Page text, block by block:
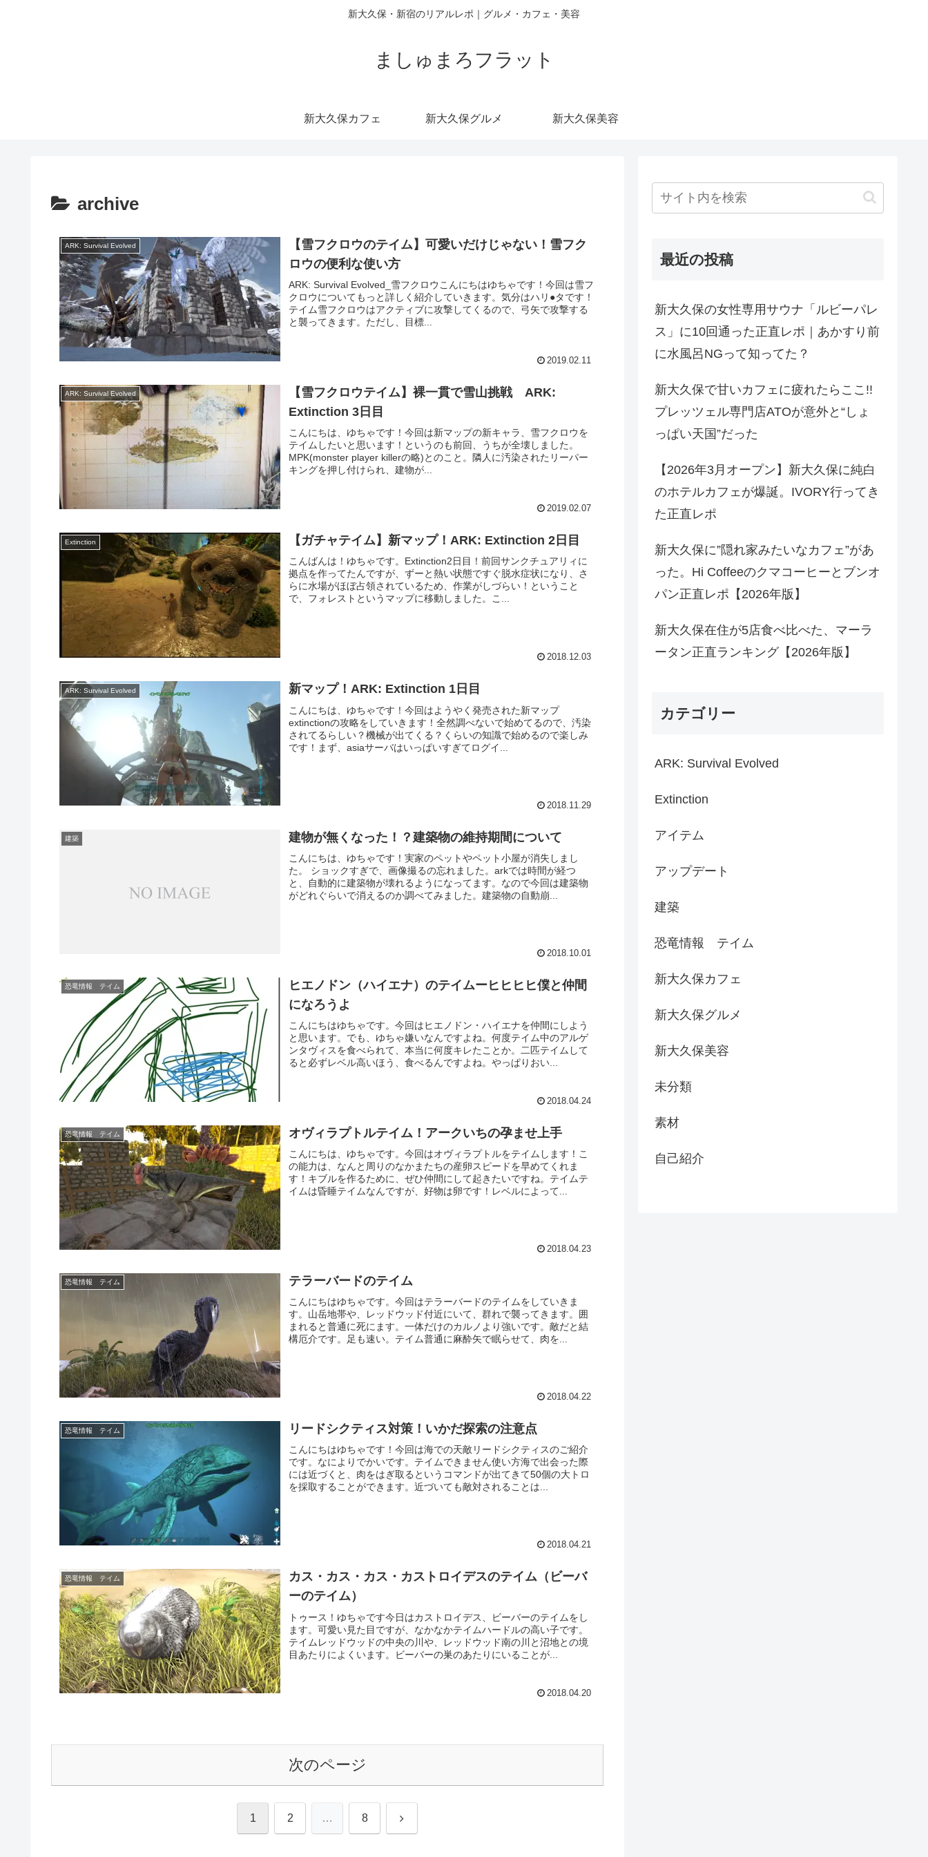
新大久保・新宿のリアルレポ｜グルメ・カフェ・美容
ましゅまろフラット
新大久保カフェ 新大久保グルメ 新大久保美容
archive
ARK: Survival Evolved
【雪フクロウのテイム】可愛いだけじゃない！雪フク
ロウの便利な使い方
ARK: Survival Evolved_雪フクロウこんにちはゆちゃです！今回は雪フ
クロウについてもっと詳しく紹介していきます。気分はハリ●タです！
テイム雪フクロウはアクティブに攻撃してくるので、弓矢で攻撃する
と襲ってきます。ただし、目標...
2019.02.11
ARK: Survival Evolved
【雪フクロウテイム】裸一貫で雪山挑戦 ARK:
Extinction 3日目
こんにちは、ゆちゃです！今回は新マップの新キャラ、雪フクロウを
テイムしたいと思います！というのも前回、うちが全壊しました。
MPK(monster player killerの略)とのこと。隣人に汚染されたリーパー
キングを押し付けられ、建物が...
2019.02.07
Extinction 【ガチャテイム】新マップ！ARK: Extinction 2日目
こんばんは！ゆちゃです。Extinction2日目！前回サンクチュアリィに
拠点を作ってたんですが、ずーと熱い状態ですぐ脱水症状になり、さ
らに水場がほぼ占領されているため、作業がしづらい！ということ
で、フォレストというマップに移動しました。こ...
2018.12.03
ARK: Survival Evolved 新マップ！ARK: Extinction 1日目
こんにちは、ゆちゃです！今回はようやく発売された新マップ
extinctionの攻略をしていきます！全然調べないで始めてるので、汚染
されてるらしい？機械が出てくる？くらいの知識で始めるので楽しみ
です！まず、asiaサーバはいっぱいすぎてログイ...
2018.11.29
建築 建物が無くなった！？建築物の維持期間について
こんにちは、ゆちゃです！実家のペットやペット小屋が消失しまし
た。 ショックすぎで、画像撮るの忘れました。arkでは時間が経つ
と、自動的に建築物が壊れるようになってます。なので今回は建築物
がどれぐらいで消えるのか調べてみました。建築物の自動崩...
2018.10.01
恐竜情報 テイム
ヒエノドン（ハイエナ）のテイムーヒヒヒヒ僕と仲間
になろうよ
こんにちはゆちゃです。今回はヒエノドン・ハイエナを仲間にしよう
と思います。でも、ゆちゃ嫌いなんですよね。何度テイム中のアルゲ
ンタヴィスを食べられて、本当に何度キレたことか。二匹テイムして
ると必ずレベル高いほう、食べるんですよね。やっぱりおい...
2018.04.24
恐竜情報 テイム オヴィラプトルテイム！アークいちの孕ませ上手
こんにちは、ゆちゃです。今回はオヴィラプトルをテイムします！こ
の能力は、なんと周りのなかまたちの産卵スピードを早めてくれま
す！キブルを作るために、ぜひ仲間にして起きたいですね。テイムテ
イムは昏睡テイムなんですが、好物は卵です！レベルによって...
2018.04.23
恐竜情報 テイム テラーバードのテイム
こんにちはゆちゃです。今回はテラーバードのテイムをしていきま
す。山岳地帯や、レッドウッド付近にいて、群れで襲ってきます。囲
まれると普通に死にます。一体だけのカルノより強いです。敵だと結
構厄介です。足も速い。テイム普通に麻酔矢で眠らせて、肉を...
2018.04.22
恐竜情報 テイム リードシクティス対策！いかだ探索の注意点
こんにちはゆちゃです！今回は海での天敵リードシクティスのご紹介
です。なによりでかいです。テイムできません使い方海で出会った際
には近づくと、肉をはぎ取るというコマンドが出てきて50個の大トロ
を採取することができます。近づいても敵対されることは...
2018.04.21
恐竜情報 テイム
カス・カス・カス・カストロイデスのテイム（ビーバ
ーのテイム）
トゥース！ゆちゃです今日はカストロイデス、ビーバーのテイムをし
ます。可愛い見た目ですが、なかなかテイムハードルの高い子です。
テイムレッドウッドの中央の川や、レッドウッド南の川と沼地との境
目あたりによくいます。ビーバーの巣のあたりにいることが...
2018.04.20
次のページ
1 2 … 8 次
最近の投稿
新大久保の女性専用サウナ「ルビーパレ
ス」に10回通った正直レポ｜あかすり前
に水風呂NGって知ってた？
新大久保で甘いカフェに疲れたらここ!!
プレッツェル専門店ATOが意外と“しょ
っぱい天国”だった
【2026年3月オープン】新大久保に純白
のホテルカフェが爆誕。IVORY行ってき
た正直レポ
新大久保に”隠れ家みたいなカフェ”があ
った。Hi Coffeeのクマコーヒーとブンオ
パン正直レポ【2026年版】
新大久保在住が5店食べ比べた、マーラ
ータン正直ランキング【2026年版】
カテゴリー
ARK: Survival Evolved
Extinction
アイテム
アップデート
建築
恐竜情報 テイム
新大久保カフェ
新大久保グルメ
新大久保美容
未分類
素材
自己紹介